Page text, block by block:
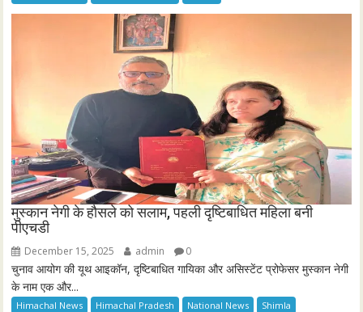
मुस्कान नेगी के हौसले को सलाम, पहली दृष्टिबाधित महिला बनी
पीएचडी
December 15, 2025 admin 0
चुनाव आयोग की यूथ आइकॉन, दृष्टिबाधित गायिका और असिस्टेंट प्रोफेसर मुस्कान नेगी
के नाम एक और...
Himachal News Himachal Pradesh National News Shimla